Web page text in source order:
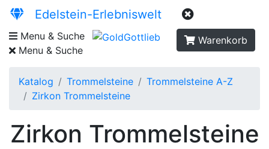
Edelstein-Erlebniswelt
Menu & Suche
Menu & Suche
Warenkorb
Katalog Trommelsteine
Trommelsteine A-Z
Zirkon Trommelsteine
Zirkon Trommelsteine